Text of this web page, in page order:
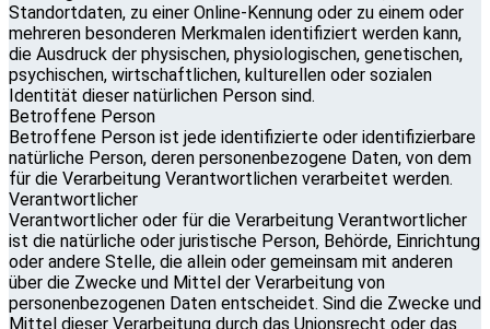
Standortdaten, zu einer Online-Kennung oder zu einem oder
mehreren besonderen Merkmalen identifiziert werden kann,
die Ausdruck der physischen, physiologischen, genetischen,
psychischen, wirtschaftlichen, kulturellen oder sozialen
Identität dieser natürlichen Person sind.
Betroffene Person
Betroffene Person ist jede identifizierte oder identifizierbare
natürliche Person, deren personenbezogene Daten, von dem
für die Verarbeitung Verantwortlichen verarbeitet werden.
Verantwortlicher
Verantwortlicher oder für die Verarbeitung Verantwortlicher
ist die natürliche oder juristische Person, Behörde, Einrichtung
oder andere Stelle, die allein oder gemeinsam mit anderen
über die Zwecke und Mittel der Verarbeitung von
personenbezogenen Daten entscheidet. Sind die Zwecke und
Mittel dieser Verarbeitung durch das Unionsrecht oder das